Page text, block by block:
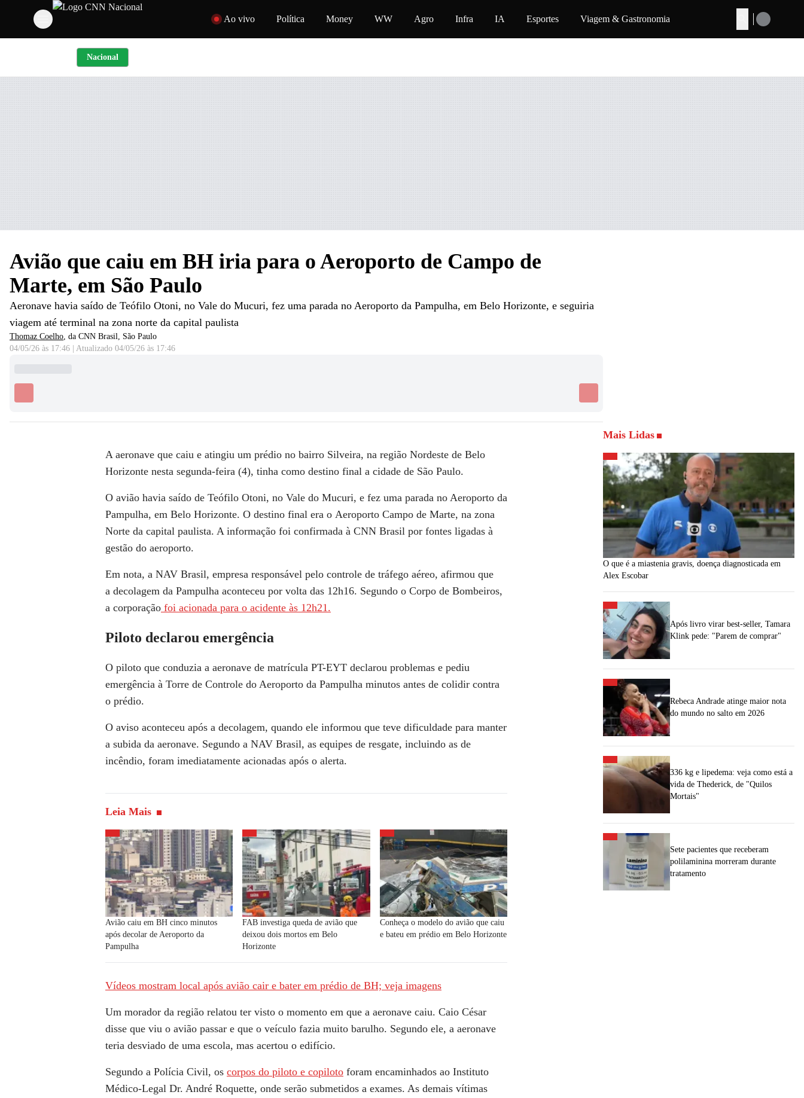
Buscar
Pular para o conteúdo
Ao vivo Política Money WW Agro Infra IA Esportes Viagem & Gastronomia
Nacional
Avião que caiu em BH iria para o Aeroporto de Campo de
Marte, em São Paulo
Aeronave havia saído de Teófilo Otoni, no Vale do Mucuri, fez uma parada no Aeroporto da Pampulha, em Belo Horizonte, e seguiria
viagem até terminal na zona norte da capital paulista
Thomaz Coelho, da CNN Brasil, São Paulo
04/05/26 às 17:46
Atualizado 04/05/26 às 17:46
A aeronave que caiu e atingiu um prédio no bairro Silveira, na região Nordeste de Belo
Horizonte nesta segunda-feira (4), tinha como destino final a cidade de São Paulo.
O avião havia saído de Teófilo Otoni, no Vale do Mucuri, e fez uma parada no Aeroporto da
Pampulha, em Belo Horizonte. O destino final era o Aeroporto Campo de Marte, na zona
Norte da capital paulista. A informação foi confirmada à CNN Brasil por fontes ligadas à
gestão do aeroporto.
Em nota, a NAV Brasil, empresa responsável pelo controle de tráfego aéreo, afirmou que
a decolagem da Pampulha aconteceu por volta das 12h16. Segundo o Corpo de Bombeiros,
a corporação foi acionada para o acidente às 12h21.
Piloto declarou emergência
O piloto que conduzia a aeronave de matrícula PT-EYT declarou problemas e pediu
emergência à Torre de Controle do Aeroporto da Pampulha minutos antes de colidir contra
o prédio.
O aviso aconteceu após a decolagem, quando ele informou que teve dificuldade para manter
a subida da aeronave. Segundo a NAV Brasil, as equipes de resgate, incluindo as de
incêndio, foram imediatamente acionadas após o alerta.
Leia Mais
Avião caiu em BH cinco minutos
após decolar de Aeroporto da
Pampulha
FAB investiga queda de avião que
deixou dois mortos em Belo
Horizonte
Conheça o modelo do avião que caiu
e bateu em prédio em Belo Horizonte
Vídeos mostram local após avião cair e bater em prédio de BH; veja imagens
Um morador da região relatou ter visto o momento em que a aeronave caiu. Caio César
disse que viu o avião passar e que o veículo fazia muito barulho. Segundo ele, a aeronave
teria desviado de uma escola, mas acertou o edifício.
Segundo a Polícia Civil, os corpos do piloto e copiloto foram encaminhados ao Instituto
Médico-Legal Dr. André Roquette, onde serão submetidos a exames. As demais vítimas
Mais Lidas
O que é a miastenia gravis, doença diagnosticada em
Alex Escobar
Após livro virar best-seller, Tamara
Klink pede: "Parem de comprar"
Rebeca Andrade atinge maior nota
do mundo no salto em 2026
336 kg e lipedema: veja como está a
vida de Thederick, de "Quilos
Mortais"
Sete pacientes que receberam
polilaminina morreram durante
tratamento